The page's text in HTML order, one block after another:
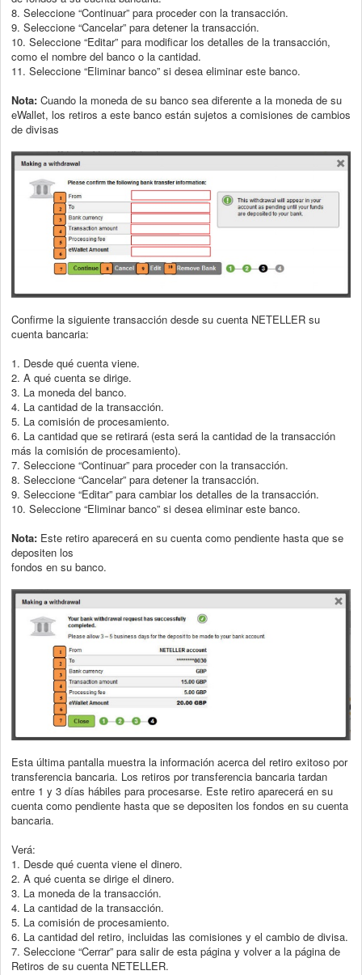
8. Seleccione “Continuar” para proceder con la transacción.
9. Seleccione “Cancelar” para detener la transacción.
10. Seleccione “Editar” para modificar los detalles de la transacción,
como el nombre del banco o la cantidad.
11. Seleccione “Eliminar banco” si desea eliminar este banco.
Nota: Cuando la moneda de su banco sea diferente a la moneda de su
eWallet, los retiros a este banco están sujetos a comisiones de cambios
de divisas
Confirme la siguiente transacción desde su cuenta NETELLER su
cuenta bancaria:
1. Desde qué cuenta viene.
2. A qué cuenta se dirige.
3. La moneda del banco.
4. La cantidad de la transacción.
5. La comisión de procesamiento.
6. La cantidad que se retirará (esta será la cantidad de la transacción
más la comisión de procesamiento).
7. Seleccione “Continuar” para proceder con la transacción.
8. Seleccione “Cancelar” para detener la transacción.
9. Seleccione “Editar” para cambiar los detalles de la transacción.
10. Seleccione “Eliminar banco” si desea eliminar este banco.
Nota: Este retiro aparecerá en su cuenta como pendiente hasta que se
depositen los
fondos en su banco.
Esta última pantalla muestra la información acerca del retiro exitoso por
transferencia bancaria. Los retiros por transferencia bancaria tardan
entre 1 y 3 días hábiles para procesarse. Este retiro aparecerá en su
cuenta como pendiente hasta que se depositen los fondos en su cuenta
bancaria.
Verá:
1. Desde qué cuenta viene el dinero.
2. A qué cuenta se dirige el dinero.
3. La moneda de la transacción.
4. La cantidad de la transacción.
5. La comisión de procesamiento.
6. La cantidad del retiro, incluidas las comisiones y el cambio de divisa.
7. Seleccione “Cerrar” para salir de esta página y volver a la página de
Retiros de su cuenta NETELLER.